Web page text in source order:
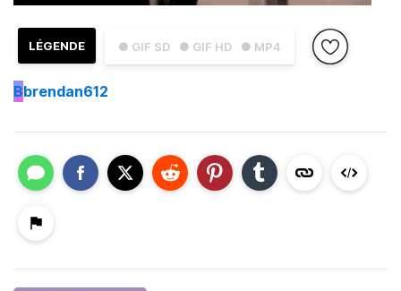
● GIF SD ● GIF HD ● MP4
LÉGENDE
Bbrendan612